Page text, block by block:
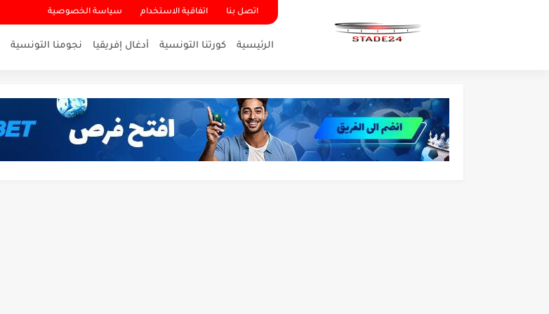
اتصل بنا اتفاقية الاستخدام سياسة الخصوصية
الرئيسية كورتنا التونسية أدغال إفريقيا نجومنا التونسية